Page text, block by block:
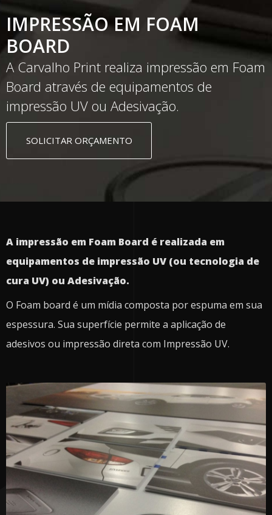
IMPRESSÃO EM FOAM
BOARD
A Carvalho Print realiza impressão em Foam
Board através de equipamentos de
impressão UV ou Adesivação.
SOLICITAR ORÇAMENTO
A impressão em Foam Board é realizada em
equipamentos de impressão UV (ou tecnologia de
cura UV) ou Adesivação.
O Foam board é um mídia composta por espuma em sua
espessura. Sua superfície permite a aplicação de
adesivos ou impressão direta com Impressão UV.